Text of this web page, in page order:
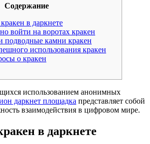
Содержание
в даркнете
войти на воротах кракен
подводные камни кракен
использования кракен
о кракен
использованием анонимных
даркнет площадка представляет собой
взаимодействия в цифровом мире.
в даркнете